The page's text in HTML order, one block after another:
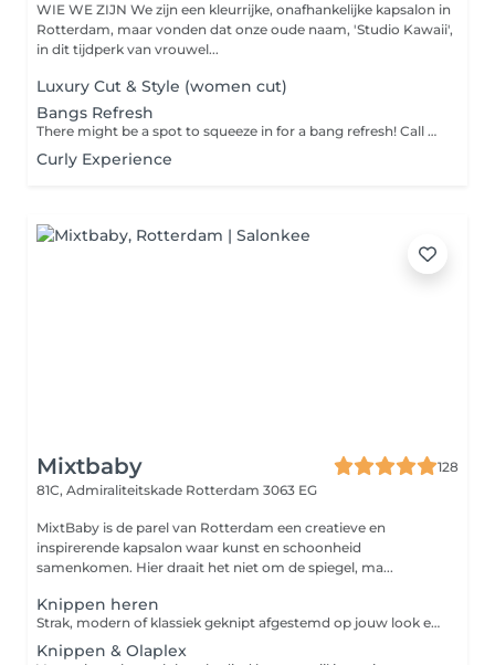
WIE WE ZIJN We zijn een kleurrijke, onafhankelijke kapsalon in
Rotterdam, maar vonden dat onze oude naam, 'Studio Kawaii',
in dit tijdperk van vrouwel...
Luxury Cut & Style (women cut)
Bangs Refresh
There might be a spot to squeeze in for a bang refresh! Call us and let us plan on the same day.
Curly Experience
Mixtbaby
128
81C, Admiraliteitskade Rotterdam 3063 EG
MixtBaby is de parel van Rotterdam een creatieve en
inspirerende kapsalon waar kunst en schoonheid
samenkomen. Hier draait het niet om de spiegel, ma...
Knippen heren
Strak, modern of klassiek geknipt afgestemd op jouw look en haartype.
Knippen & Olaplex